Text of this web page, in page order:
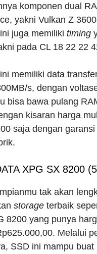
komponen dual
yakni Vulkan Z
juga memiliki timing
pada CL 18 22 22
memiliki data
s, dengan
bisa bawa pulang
kisaran harga
saja dengan garansi
XPG SX 8200
tak akan
storage terbaik
8200 yang punya
Melalui
SSD ini mampu buat